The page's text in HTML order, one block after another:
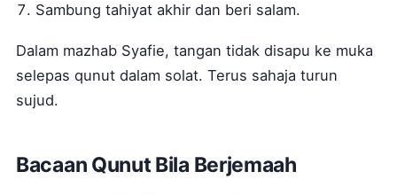
Sambung tahiyat akhir dan beri salam.
Dalam mazhab Syafie, tangan tidak disapu ke muka
selepas qunut dalam solat. Terus sahaja turun
sujud.
Bacaan Qunut Bila Berjemaah